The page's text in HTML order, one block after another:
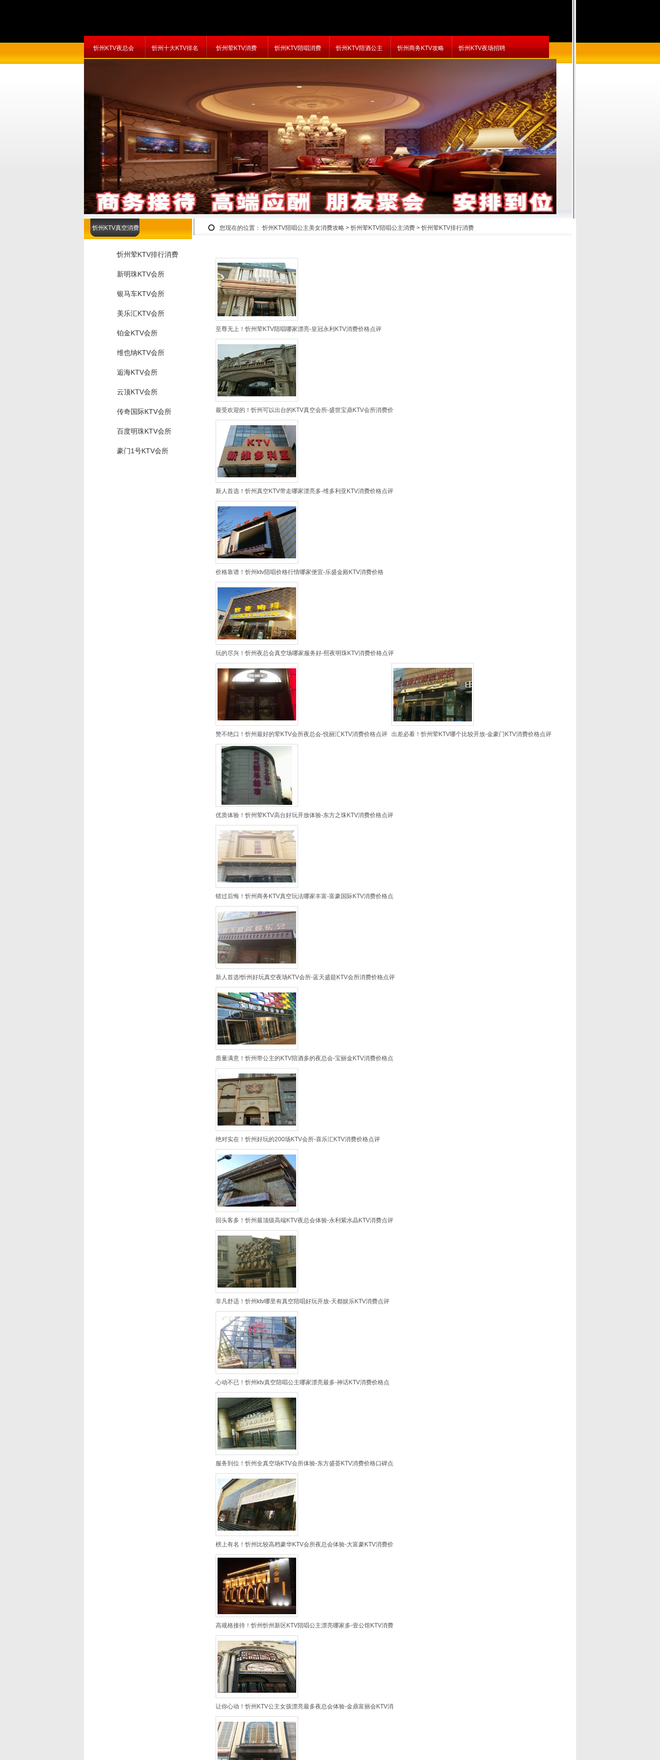
忻州KTV夜总会 忻州十大KTV排名 忻州荤KTV消费 忻州KTV陪唱消费 忻州KTV陪酒公主 忻州商务KTV攻略 忻州KTV夜场招聘
您现在的位置： 忻州KTV陪唱公主美女消费攻略 >忻州荤KTV陪唱公主消费 >忻州荤KTV排行消费
忻州KTV真空消费
忻州荤KTV排行消费
新明珠KTV会所
银马车KTV会所
美乐汇KTV会所
铂金KTV会所
维也纳KTV会所
逅海KTV会所
云顶KTV会所
传奇国际KTV会所
百度明珠KTV会所
豪门1号KTV会所
至尊无上！忻州荤KTV陪唱哪家漂亮-皇冠永利KTV消费价格点评
最受欢迎的！忻州可以出台的KTV真空会所-盛世宝鼎KTV会所消费价
新人首选！忻州真空KTV带走哪家漂亮多-维多利亚KTV消费价格点评
价格靠谱！忻州ktv陪唱价格行情哪家便宜-乐盛金殿KTV消费价格
玩的尽兴！忻州夜总会真空场哪家服务好-熙夜明珠KTV消费价格点评
赞不绝口！忻州最好的荤KTV会所夜总会-悦丽汇KTV消费价格点评 出差必看！忻州荤KTV哪个比较开放-金豪门KTV消费价格点评
优质体验！忻州荤KTV高台好玩开放体验-东方之珠KTV消费价格点评
错过后悔！忻州商务KTV真空玩法哪家丰富-富豪国际KTV消费价格点
新人首选!忻州好玩真空夜场KTV会所-蓝天盛筵KTV会所消费价格点评
质量满意！忻州带公主的KTV陪酒多的夜总会-宝丽金KTV消费价格点
绝对实在！忻州好玩的200场KTV会所-喜乐汇KTV消费价格点评
回头客多！忻州最顶级高端KTV夜总会体验-永利紫水晶KTV消费点评
非凡舒适！忻州ktv哪里有真空陪唱好玩开放-天都娱乐KTV消费点评
心动不已！忻州ktv真空陪唱公主哪家漂亮最多-神话KTV消费价格点
服务到位！忻州全真空场KTV会所体验-东方盛荟KTV消费价格口碑点
榜上有名！忻州比较高档豪华KTV会所夜总会体验-大富豪KTV消费价
高规格接待！忻州忻州新区KTV陪唱公主漂亮哪家多-壹公馆KTV消费
让你心动！忻州KTV公主女孩漂亮最多夜总会体验-金鼎富丽会KTV消